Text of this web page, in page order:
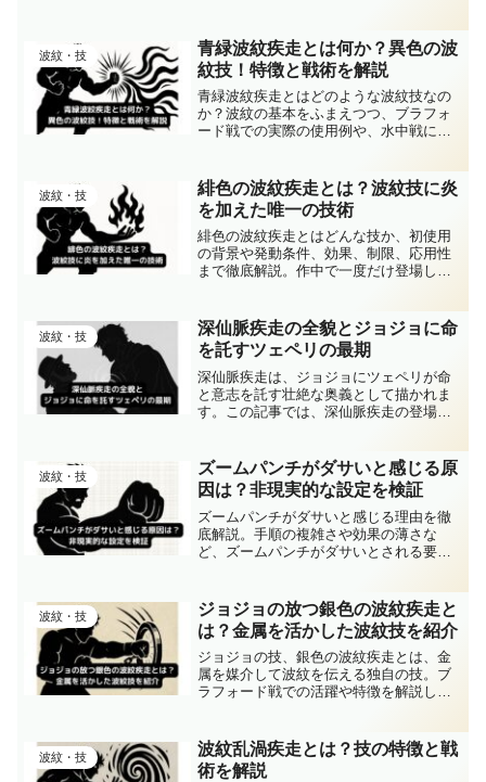
精密さや思想的背景も含め、わかりやす
く丁寧にまとめています。
波紋・技
青緑波紋疾走とは何か？異色の波
紋技！特徴と戦術を解説
青緑波紋疾走とはどのような波紋技なの
か？波紋の基本をふまえつつ、ブラフォ
ード戦での実際の使用例や、水中戦にお
く理解したい方に向けた内容です。
波紋・技
緋色の波紋疾走とは？波紋技に炎
を加えた唯一の技術
緋色の波紋疾走とはどんな技か、初使用
の背景や発動条件、効果、制限、応用性
まで徹底解説。作中で一度だけ登場した
は何かを知りたい方に向けて、わかりや
すくまとめました。
波紋・技
深仙脈疾走の全貌とジョジョに命
を託すツェペリの最期
深仙脈疾走は、ジョジョにツェペリが命
と意志を託す壮絶な奥義として描かれま
す。この記事では、深仙脈疾走の登場シ
を丁寧に解説し、ジョジョ作品の魅力を
より深く掘り下げます。
波紋・技
ズームパンチがダサいと感じる原
因は？非現実的な設定を検証
ズームパンチがダサいと感じる理由を徹
底解説。手順の複雑さや効果の薄さな
ど、ズームパンチがダサいとされる要素
波紋・技
ジョジョの放つ銀色の波紋疾走と
は？金属を活かした波紋技を紹介
ジョジョの技、銀色の波紋疾走とは、金
属を媒介して波紋を伝える独自の技。ブ
ラフォード戦での活躍や特徴を解説し、
波紋・技
波紋乱渦疾走とは？技の特徴と戦
術を解説